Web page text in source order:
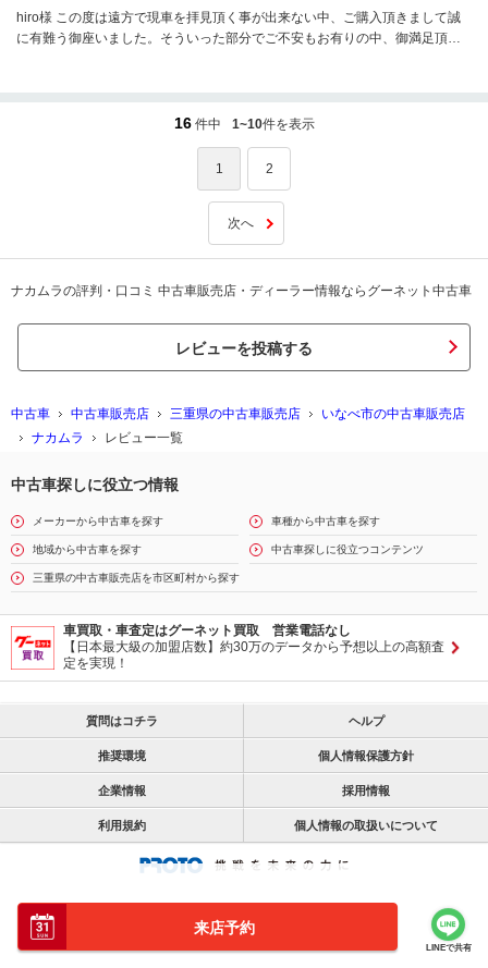
来店予約
LINEで共有
hiro様 この度は遠方で現車を拝見頂く事が出来ない中、ご購入頂きまして誠
に有難う御座いました。そういった部分でご不安もお有りの中、御満足頂け
致します。
16 件中 1~10件を表示
1 2
次へ
ナカムラの評判・口コミ 中古車販売店・ディーラー情報ならグーネット中古車
レビューを投稿する
中古車 中古車販売店 三重県の中古車販売店
いなべ市の中古車販売店
ナカムラ
レビュー一覧
中古車探しに役立つ情報
メーカーから中古車を探す 車種から中古車を探す
地域から中古車を探す 中古車探しに役立つコンテンツ
三重県の中古車販売店を市区町村から探す
車買取・車査定はグーネット買取 営業電話なし
【日本最大級の加盟店数】約30万のデータから予想以上の高額査
定を実現！
質問はコチラ ヘルプ
推奨環境 個人情報保護方針
企業情報 採用情報
利用規約 個人情報の取扱いについて